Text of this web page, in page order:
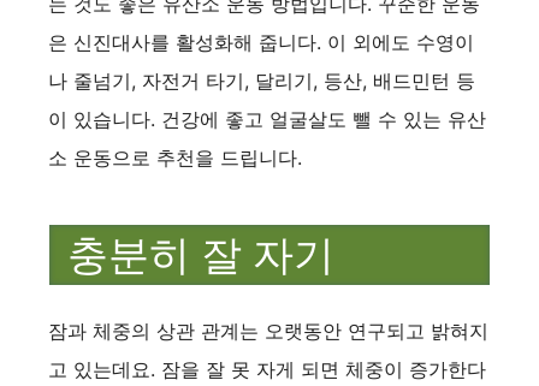
은 신진대사를 활성화해 줍니다. 이 외에도 수영이
나 줄넘기, 자전거 타기, 달리기, 등산, 배드민턴 등
이 있습니다. 건강에 좋고 얼굴살도 뺄 수 있는 유산
소 운동으로 추천을 드립니다.
충분히 잘 자기
잠과 체중의 상관 관계는 오랫동안 연구되고 밝혀지
고 있는데요. 잠을 잘 못 자게 되면 체중이 증가한다